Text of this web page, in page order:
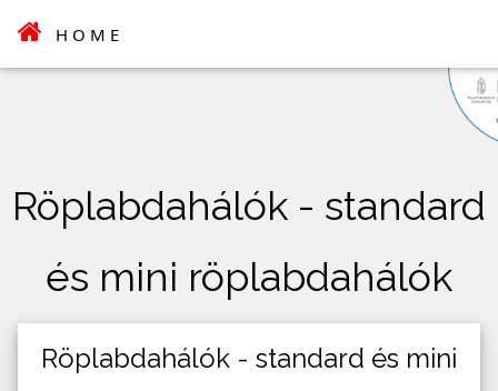
HOME
Röplabdahálók - standard
és mini röplabdahálók
Röplabdahálók - standard és mini